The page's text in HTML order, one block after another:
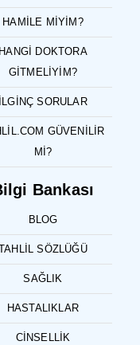
HAMILE MIYIM?
HANGI DOKTORA
GITMELIYIM?
İLGINÇ SORULAR
GÜVENILIR
MI?
Bankası
BLOG
SÖZLÜĞÜ
SAĞLIK
HASTALIKLAR
CINSELLIK